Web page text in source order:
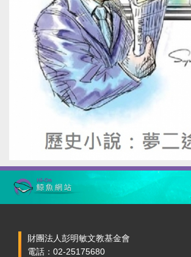
財團法人彭明敏文教基金會
電話：02-25175680